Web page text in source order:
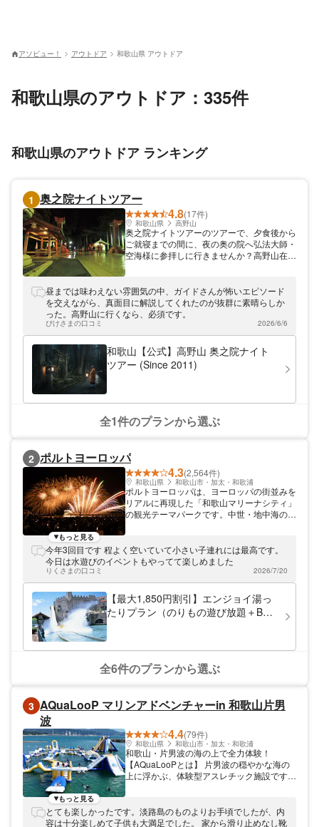
アソビュー！ アウトドア 和歌山県 アウトドア
和歌山県のアウトドア：335件
和歌山県のアウトドア ランキング
1 奥之院ナイトツアー
4.8(17件)
和歌山県 高野山
奥之院ナイトツアーのツアーで、夕食後から
ご就寝までの間に、夜の奥の院へ弘法大師・
空海様に参拝しに行きませんか？高野山在住
中とはまた違った幻想的な奥之院を見ること
が出来ます。奥の院の不思議な伝説や高野山
に伝わる大切な教えなどについてもお話いた
します。運が良ければムササビ、コウモリ、
フクロウ、ホタルなども見ることができま
す。
昼までは味わえない雰囲気の中、ガイドさんが怖いエピソード
を交えながら、真面目に解説してくれたのが抜群に素晴らしか
った。高野山に行くなら、必須です。
ぴけさまの口コミ 2026/6/6
和歌山【公式】高野山 奥之院ナイト
ツアー (Since 2011)
全1件のプランから選ぶ
2 ポルトヨーロッパ
4.3(2,564件)
和歌山県 和歌山市・加太・和歌浦
ポルトヨーロッパは、ヨーロッパの街並みを
リアルに再現した「和歌山マリーナシティ」
の観光テーマパークです。中世・地中海の港
真撮影にもピッタリ。また、ＡＲにＶＲアト
ラクションやミニコースター、落差22ｍの
激流を滑り落ちるウォーターライドといった
アトラクションも24種類が揃い、大人も子
供も1日飽きずに遊び尽くせます。その他、
キャラクターショーといった季節ごとのイベ
ントも好評です。アソビューでは、ポルトヨ
内容です。また、割引クーポンはスマホでの
事前購入となるので入場もスムーズ。ポルト
ヨーロッパの割引クーポンを使って、美しい
もっと見る
今年3回目です 程よく空いていて小さい子連れには最高です。
今日は水遊びのイベントもやってて楽しめました
りくさまの口コミ 2026/7/20
【最大1,850円割引】エンジョイ湯っ
たりプラン（のりもの遊び放題＋BBQ
全6件のプランから選ぶ
3 AQuaLooP マリンアドベンチャーin 和歌山片男
波
4.4(79件)
和歌山県 和歌山市・加太・和歌浦
和歌山・片男波の海の上で全力体験！
【AQuaLooPとは】 片男波の穏やかな海の
上に浮かぶ、体験型アスレチック施設です。
魅力！ 飛んで、滑って、海におっこちて、
それでも先へ進む——！ 日常ではなかなか
もっと見る
とても楽しかったです。淡路島のものよりお手頃でしたが、内
容は十分楽しめて子供も大満足でした。 家から滑り止めなし靴